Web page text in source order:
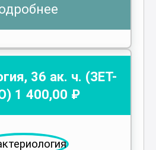
, 36 ак. ч. (ЗЕТ-
1 400,00 ₽